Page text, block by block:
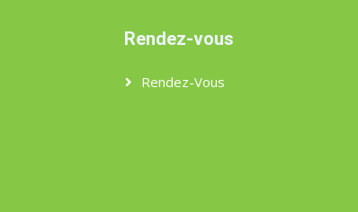
Rendez-vous
Rendez-Vous